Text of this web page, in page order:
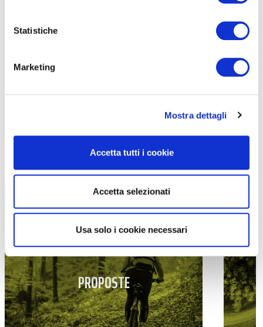
Statistiche
Marketing
Mostra dettagli
Accetta tutti i cookie
Accetta selezionati
Usa solo i cookie necessari
TUTTE LE CATEGORIE DEL MAGAZINE
PROPOSTE